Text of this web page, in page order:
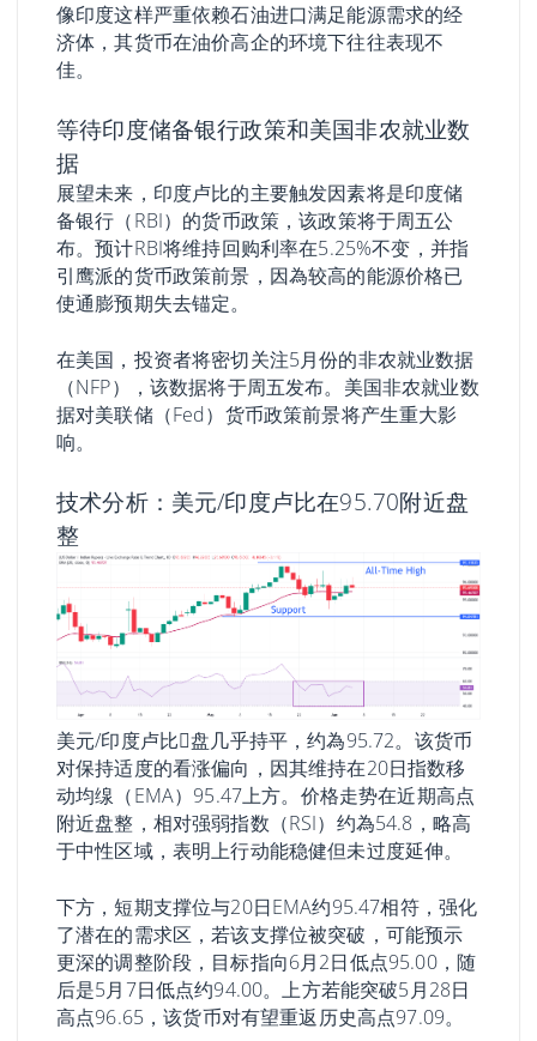
像印度这样严重依赖石油进口满足能源需求的经
济体，其货币在油价高企的环境下往往表现不
佳。
等待印度储备银行政策和美国非农就业数
据
展望未来，印度卢比的主要触发因素将是印度储
备银行（RBI）的货币政策，该政策将于周五公
布。预计RBI将维持回购利率在5.25%不变，并指
引鹰派的货币政策前景，因為较高的能源价格已
使通膨预期失去锚定。
在美国，投资者将密切关注5月份的非农就业数据
（NFP），该数据将于周五发布。美国非农就业数
据对美联储（Fed）货币政策前景将产生重大影
响。
技术分析：美元/印度卢比在95.70附近盘
整
美元/印度卢比𫔭盘几乎持平，约為95.72。该货币
对保持适度的看涨偏向，因其维持在20日指数移
动均缐（EMA）95.47上方。价格走势在近期高点
附近盘整，相对强弱指数（RSI）约為54.8，略高
于中性区域，表明上行动能稳健但未过度延伸。
下方，短期支撑位与20日EMA约95.47相符，强化
了潜在的需求区，若该支撑位被突破，可能预示
更深的调整阶段，目标指向6月2日低点95.00，随
后是5月7日低点约94.00。上方若能突破5月28日
高点96.65，该货币对有望重返历史高点97.09。